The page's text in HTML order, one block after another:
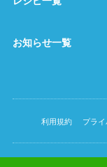
お知らせ一覧
利用規約 プラ